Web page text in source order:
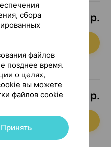
9,12 — 10,02 р.
В корзину
11,26 — 11,27 р.
В корзину
сбора
файлов
позднее время.
о целях,
вы можете
файлов cookie
Принять